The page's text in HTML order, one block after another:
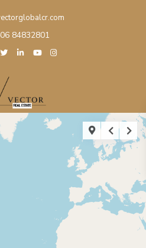
84832801